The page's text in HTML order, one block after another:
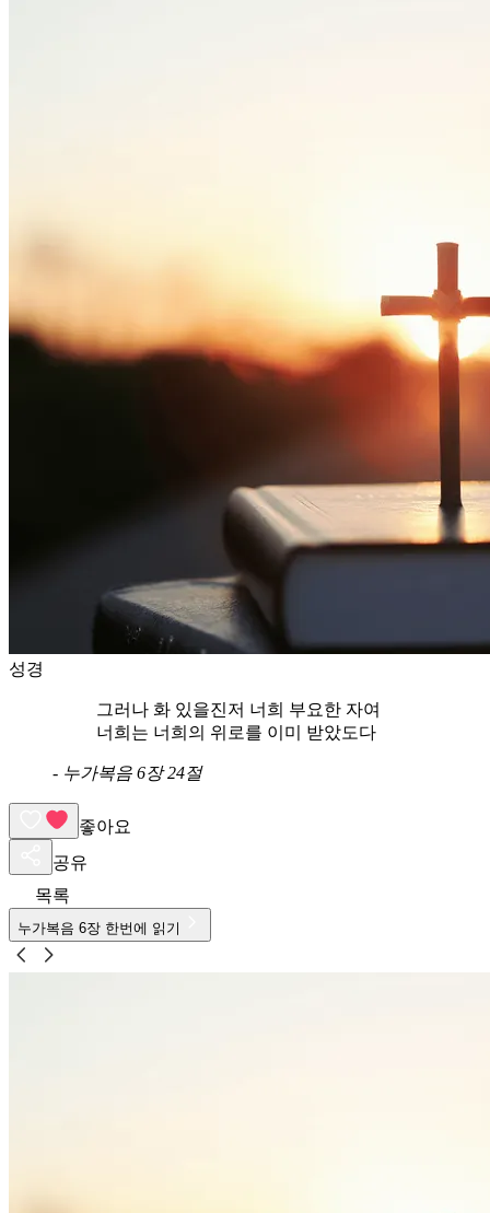
성경
그러나 화 있을진저 너희 부요한 자여
너희는 너희의 위로를 이미 받았도다
- 누가복음 6장 24절
좋아요
공유
목록
누가복음 6장 한번에 읽기